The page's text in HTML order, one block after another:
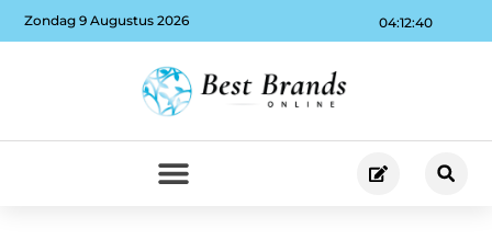
04:12:41
Zondag 9 Augustus 2026